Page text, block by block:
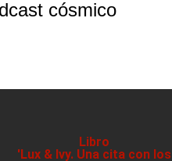
cósmico
Libro
'Lux & Ivy. Una cita con los